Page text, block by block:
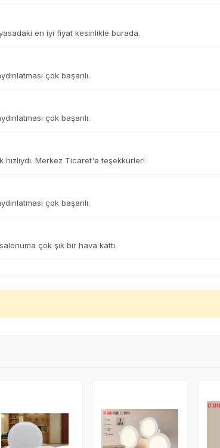
en iyi fiyat kesinlikle burada.
çok başarılı.
çok başarılı.
Merkez Ticaret'e teşekkürler!
çok başarılı.
çok şık bir hava kattı.